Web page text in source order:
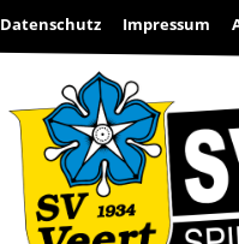
Datenschutz Impressum